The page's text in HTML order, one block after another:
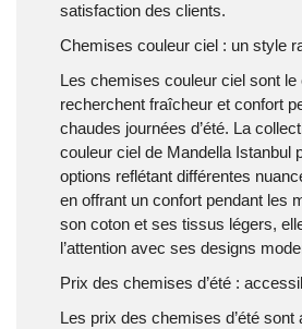
satisfaction des clients.
Chemises couleur ciel : un style
Les chemises couleur ciel sont
recherchent fraîcheur et confort
chaudes journées d’été. La
couleur ciel de Mandella Istanbul
options reflétant différentes
en offrant un confort pendant les
son coton et ses tissus légers,
l’attention avec ses designs
Prix des chemises d’été :
Les prix des chemises d’été sont